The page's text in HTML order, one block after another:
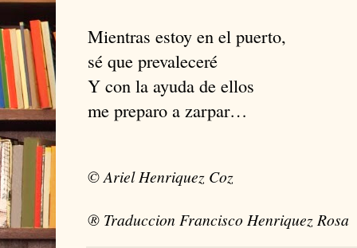
Mientras estoy en el puerto,
sé que prevaleceré
Y con la ayuda de ellos
me preparo a zarpar…
© Ariel Henriquez Coz
® Traduccion Francisco Henriquez Rosa